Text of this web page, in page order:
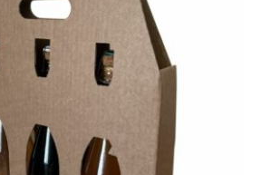
DÉTAILS